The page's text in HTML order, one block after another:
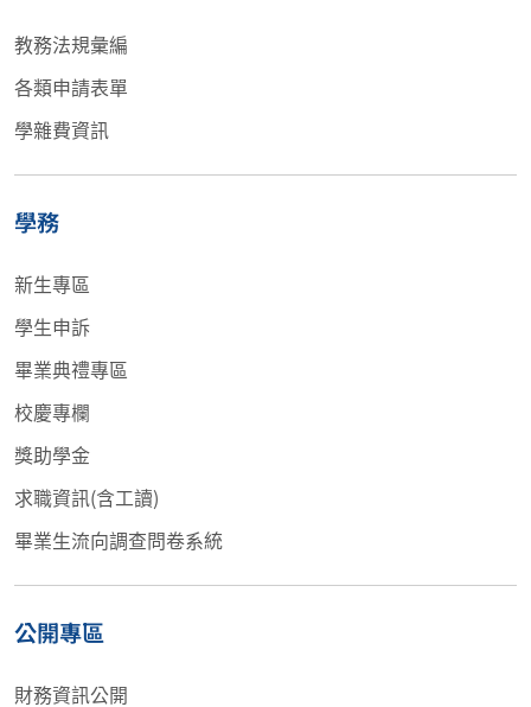
教務法規彙編
各類申請表單
學雜費資訊
學務
新生專區
學生申訴
畢業典禮專區
校慶專欄
獎助學金
求職資訊(含工讀)
畢業生流向調查問卷系統
公開專區
財務資訊公開